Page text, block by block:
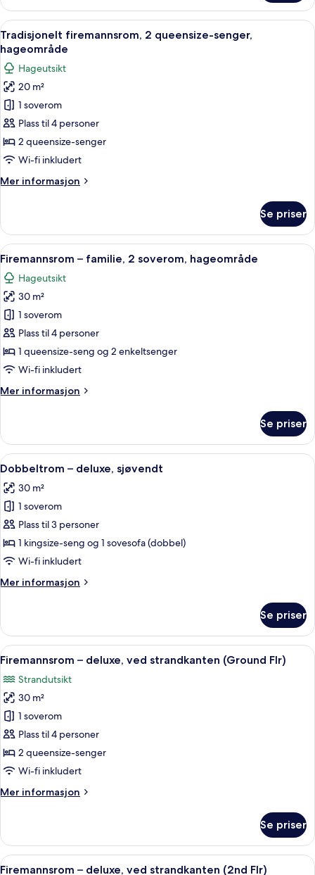
1
queensize-
seng
Åpne
alle
bildene
av
Tradisjonelt
firemannsrom,
2
queensize-
senger,
Tradisjonelt firemannsrom, 2
9
Tradisjonelt firemannsrom, 2 queensize-senger,
hageområde
Hageutsikt
20 m²
1 soverom
Plass til 4 personer
2 queensize-senger
Wi-fi inkludert
Mer informasjon
Mer
firemannsrom,
queensize-
senger,
hageområde
Se priser
Åpne
alle
bildene
av
Firemannsrom
–
familie,
2
hageområde
Firemannsrom – familie, 2 soverom,
13
Firemannsrom – familie, 2 soverom, hageområde
Hageutsikt
30 m²
1 soverom
Plass til 4 personer
1 queensize-seng og 2 enkeltsenger
Wi-fi inkludert
Mer informasjon
Mer
–
familie,
2
hageområde
Se priser
Åpne
alle
bildene
av
Dobbeltrom
–
deluxe,
Dobbeltrom – deluxe, sjøvendt |
10
Dobbeltrom – deluxe, sjøvendt
30 m²
1 soverom
Plass til 3 personer
1 kingsize-seng og 1 sovesofa (dobbel)
Wi-fi inkludert
Mer informasjon
Mer
–
deluxe,
sjøvendt
Se priser
Åpne
alle
bildene
av
Firemannsrom
–
deluxe,
ved
(Ground
Firemannsrom – deluxe, ved
11
Firemannsrom – deluxe, ved strandkanten (Ground Flr)
Strandutsikt
30 m²
1 soverom
Plass til 4 personer
2 queensize-senger
Wi-fi inkludert
Mer informasjon
Mer
–
deluxe,
ved
Se priser
Åpne
Firemannsrom – deluxe, ved
10
Firemannsrom – deluxe, ved strandkanten (2nd Flr)